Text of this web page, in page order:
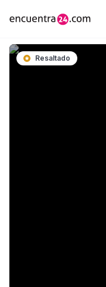
Resaltado